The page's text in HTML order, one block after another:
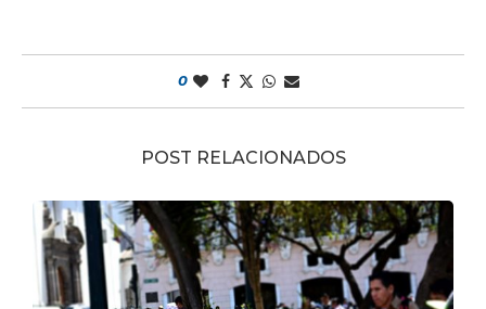
0
POST RELACIONADOS